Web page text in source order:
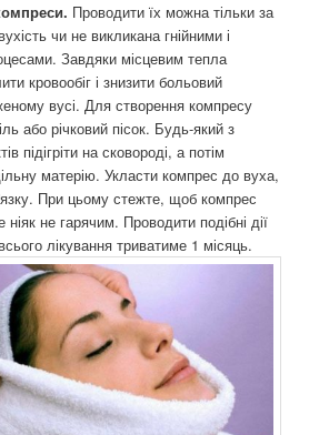
Проводити їх можна тільки за
чи не викликана гнійними і
Завдяки місцевим тепла
кровообіг і знизити больовий
вусі. Для створення компресу
або річковий пісок. Будь-який з
підігріти на сковороді, а потім
матерію. Укласти компрес до вуха,
При цьому стежте, щоб компрес
не гарячим. Проводити подібні дії
лікування триватиме 1 місяць.